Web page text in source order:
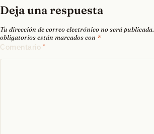
Deja una respuesta
Tu dirección de correo electrónico no será publicada.
obligatorios están marcados con *
Comentario *